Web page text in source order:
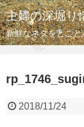
主婦の深堀り
新鮮なネタをとこ
2018/11/24